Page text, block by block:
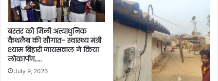
बस्तर को मिली अत्याधुनिक
कैथलैब की सौगात- स्वास्थ्य मंत्री
श्याम बिहारी जायसवाल ने किया
लोकार्पण…..
July 9, 2026